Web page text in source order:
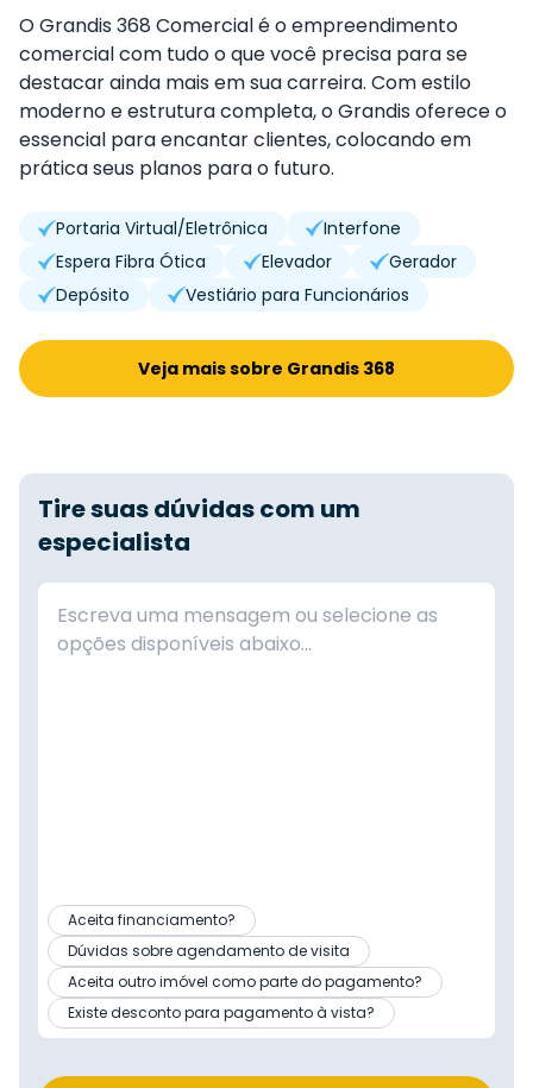
O Grandis 368 Comercial é o empreendimento
comercial com tudo o que você precisa para se
destacar ainda mais em sua carreira. Com estilo
moderno e estrutura completa, o Grandis oferece o
essencial para encantar clientes, colocando em
prática seus planos para o futuro.
Portaria Virtual/Eletrônica
Interfone
Espera Fibra Ótica
Elevador
Gerador
Depósito
Vestiário para Funcionários
Veja mais sobre Grandis 368
Tire suas dúvidas com um
especialista
Aceita financiamento?
Dúvidas sobre agendamento de visita
Aceita outro imóvel como parte do pagamento?
Existe desconto para pagamento à vista?